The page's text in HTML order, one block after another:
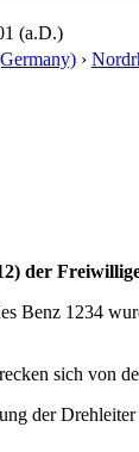
(a.D.)
›
der
Benz 1234
sich von
der Drehleiter